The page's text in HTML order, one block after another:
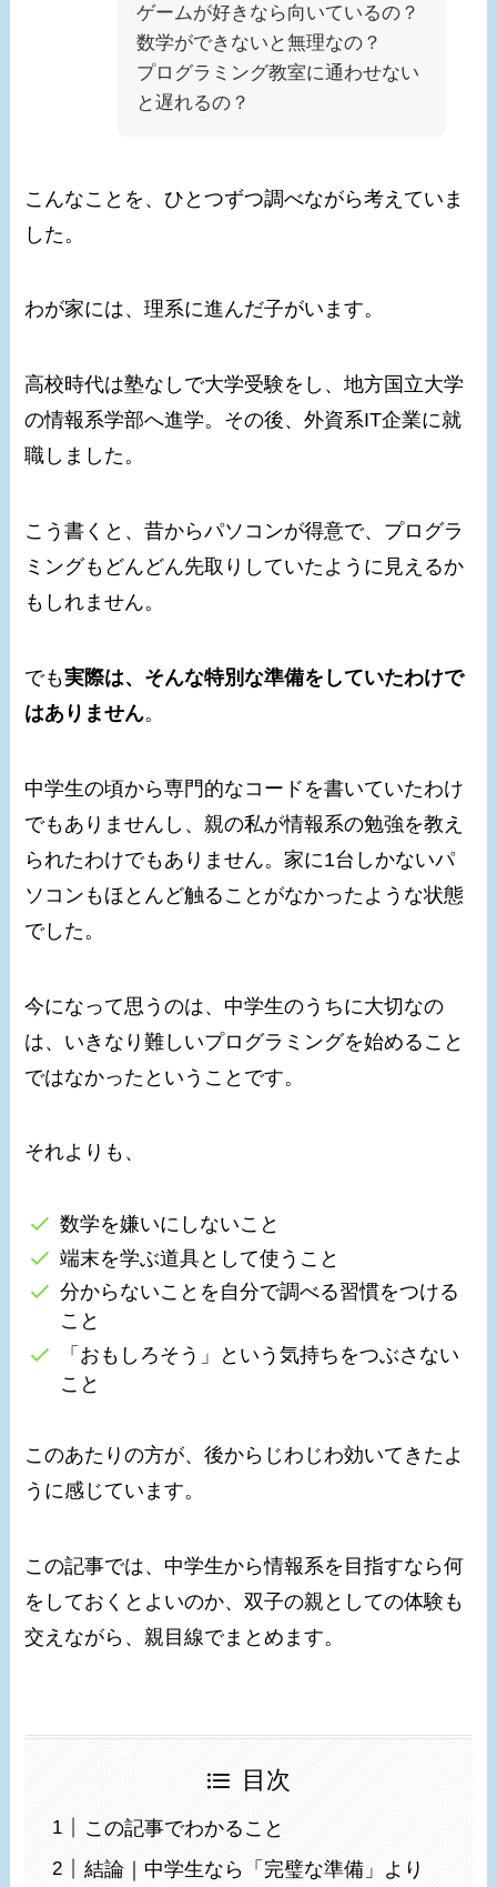
ゲームが好きなら向いているの？
数学ができないと無理なの？
プログラミング教室に通わせない
と遅れるの？
こんなことを、ひとつずつ調べながら考えていま
した。
わが家には、理系に進んだ子がいます。
高校時代は塾なしで大学受験をし、地方国立大学
の情報系学部へ進学。その後、外資系IT企業に就
職しました。
こう書くと、昔からパソコンが得意で、プログラ
ミングもどんどん先取りしていたように見えるか
もしれません。
でも実際は、そんな特別な準備をしていたわけで
はありません。
中学生の頃から専門的なコードを書いていたわけ
でもありませんし、親の私が情報系の勉強を教え
られたわけでもありません。家に1台しかないパ
ソコンもほとんど触ることがなかったような状態
でした。
今になって思うのは、中学生のうちに大切なの
は、いきなり難しいプログラミングを始めること
ではなかったということです。
それよりも、
数学を嫌いにしないこと
端末を学ぶ道具として使うこと
分からないことを自分で調べる習慣をつける
こと
「おもしろそう」という気持ちをつぶさない
こと
このあたりの方が、後からじわじわ効いてきたよ
うに感じています。
この記事では、中学生から情報系を目指すなら何
をしておくとよいのか、双子の親としての体験も
交えながら、親目線でまとめます。
目次
この記事でわかること
結論｜中学生なら「完璧な準備」より